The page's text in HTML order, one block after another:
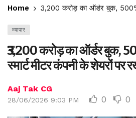
Home ₹3,200 करोड़ का ऑर्डर बुक,
व्यापार
₹3,200 करोड़ का ऑर्डर बुक,
स्मार्ट मीटर कंपनी के शेयरों पर
Aaj Tak CG
28/06/2026 9:03 PM 0 0